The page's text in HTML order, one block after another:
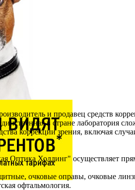
и продавец средств
в стране лаборатория
коррекции зрения, включая
Оптика Холдинг" осуществляет
очковые оправы, очковые
офтальмология.